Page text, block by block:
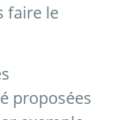
faire le
proposées